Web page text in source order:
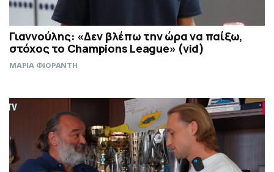
Γιαννούλης: «Δεν βλέπω την ώρα να παίξω,
στόχος το Champions League» (vid)
ΜΑΡΙΑ ΦΙΟΡΑΝΤΗ